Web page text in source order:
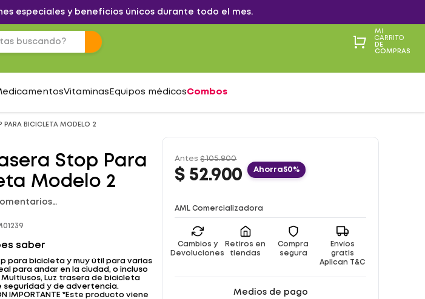
especiales y beneficios únicos durante todo el mes.
MI
CARRITO
DE
COMPRAS
Vitaminas Equipos médicosCombos
PARA BICICLETA MODELO 2
Stop Para
Modelo 2
saber
para bicicleta y muy útil para varias
para andar en la ciudad, o incluso
Luz trasera de bicicleta
seguridad y de advertencia.
IMPORTANTE *Este producto viene
Antes$ 105.800
$ 52.900 Ahorra50%
AML Comercializadora
Cambios y
Devoluciones
Retiros en
tiendas
Compra
segura
Envíos
gratis
Aplican T&C
Medios de pago